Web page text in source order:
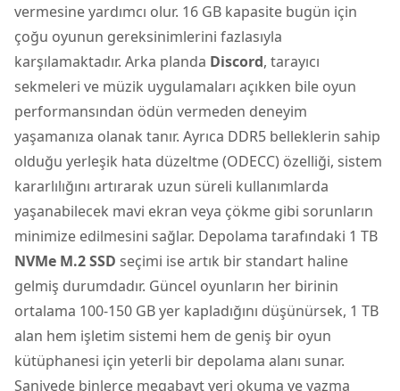
vermesine yardımcı olur. 16 GB kapasite bugün için
çoğu oyunun gereksinimlerini fazlasıyla
karşılamaktadır. Arka planda Discord, tarayıcı
sekmeleri ve müzik uygulamaları açıkken bile oyun
performansından ödün vermeden deneyim
yaşamanıza olanak tanır. Ayrıca DDR5 belleklerin sahip
olduğu yerleşik hata düzeltme (ODECC) özelliği, sistem
kararlılığını artırarak uzun süreli kullanımlarda
yaşanabilecek mavi ekran veya çökme gibi sorunların
minimize edilmesini sağlar. Depolama tarafındaki 1 TB
NVMe M.2 SSD seçimi ise artık bir standart haline
gelmiş durumdadır. Güncel oyunların her birinin
ortalama 100-150 GB yer kapladığını düşünürsek, 1 TB
alan hem işletim sistemi hem de geniş bir oyun
kütüphanesi için yeterli bir depolama alanı sunar.
Saniyede binlerce megabayt veri okuma ve yazma